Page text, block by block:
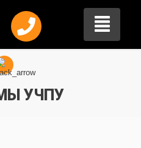
УЧПУ